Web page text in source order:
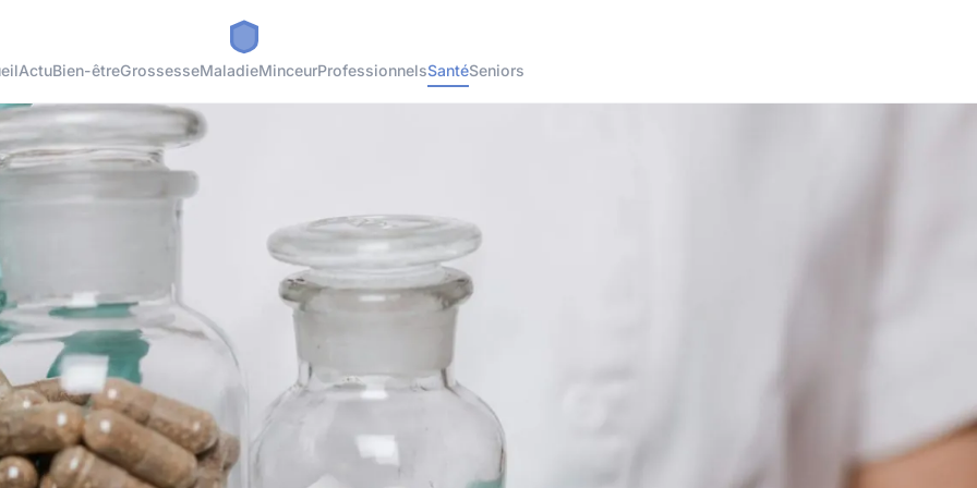
ActuBien-êtreGrossesseMaladieMinceurProfessionnelsSantéSeniors